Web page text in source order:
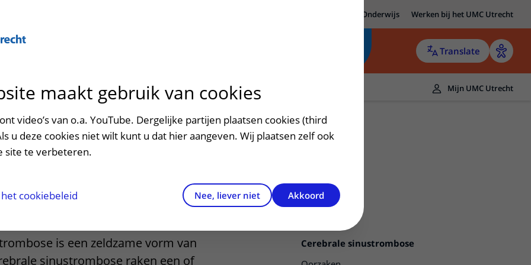
Onderwijs Werken bij het UMC Utrecht
Translate
patiëntportaal
het ziekenhuis
en voorzieningen
en veiligheid
Contact en route
Contactgegevens
Contact met polikliniek
Verwijzers
Teleconsult aanvragen
Zorgverlenersportaal
Mijn UMC Utrecht
Cerebrale sinustrombose
is een zeldzame vorm van
sinustrombose raken een of
maakt gebruik van cookies
video’s van o.a. YouTube. Dergelijke partijen plaatsen cookies (third
u deze cookies niet wilt kunt u dat hier aangeven. Wij plaatsen zelf ook
site te verbeteren.
cookiebeleid Nee, liever niet Akkoord